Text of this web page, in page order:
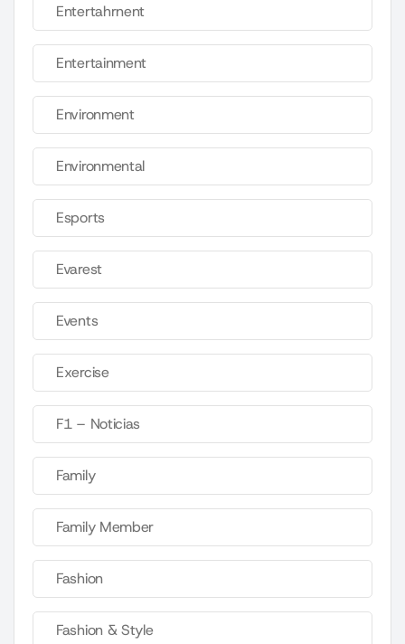
Entertahrnent
Entertainment
Environment
Environmental
Esports
Evarest
Events
Exercise
F1 – Noticias
Family
Family Member
Fashion
Fashion & Style